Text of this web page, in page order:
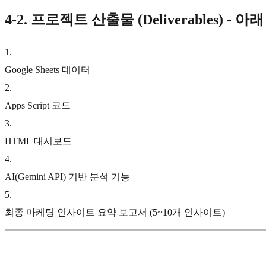
4-2. 프로젝트 산출물 (Deliverables) - 아
1 .
Google Sheets 데이터
2.
Apps Script 코드
3.
HTML 대시보드
4.
AI(Gemini API) 기반 분석 기능
5.
최종 마케팅 인사이트 요약 보고서 (5~10개 인사이트)